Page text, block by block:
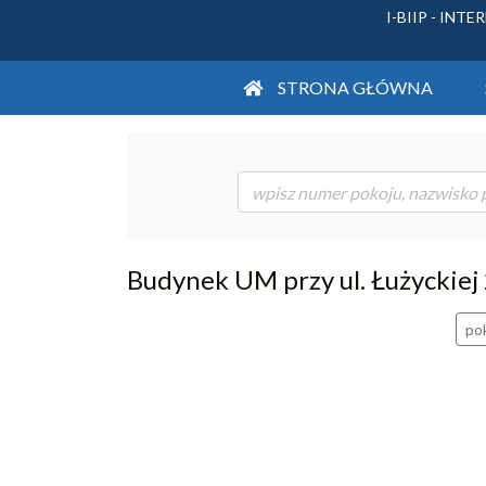
I-BIIP -
STRONA GŁÓWNA
Dane
Budynek UM przy ul.